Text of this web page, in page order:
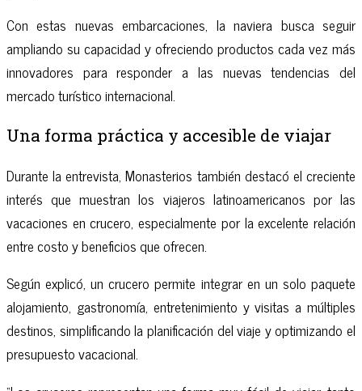
Con estas nuevas embarcaciones, la naviera busca seguir
ampliando su capacidad y ofreciendo productos cada vez más
innovadores para responder a las nuevas tendencias del
mercado turístico internacional.
Una forma práctica y accesible de viajar
Durante la entrevista, Monasterios también destacó el creciente
interés que muestran los viajeros latinoamericanos por las
vacaciones en crucero, especialmente por la excelente relación
entre costo y beneficios que ofrecen.
Según explicó, un crucero permite integrar en un solo paquete
alojamiento, gastronomía, entretenimiento y visitas a múltiples
destinos, simplificando la planificación del viaje y optimizando el
presupuesto vacacional.